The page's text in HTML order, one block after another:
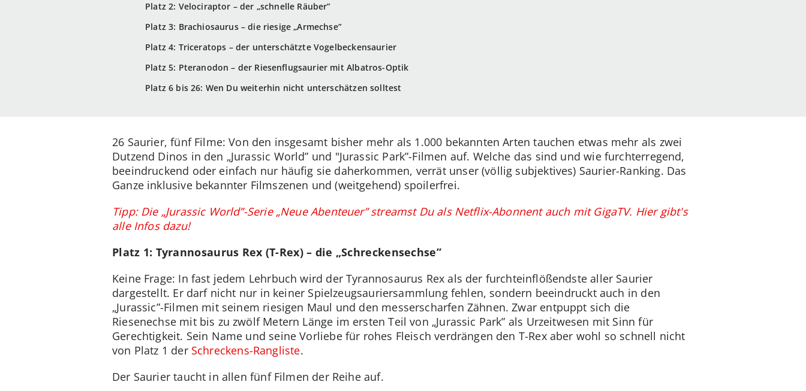
Platz 2: Velociraptor – der „schnelle Räuber”
Platz 3: Brachiosaurus – die riesige „Armechse”
Platz 4: Triceratops – der unterschätzte Vogelbeckensaurier
Platz 5: Pteranodon – der Riesenflugsaurier mit Albatros-Optik
Platz 6 bis 26: Wen Du weiterhin nicht unterschätzen solltest
26 Saurier, fünf Filme: Von den insgesamt bisher mehr als 1.000 bekannten Arten tauchen etwas mehr als zwei
Dutzend Dinos in den „Jurassic World” und "Jurassic Park”-Filmen auf. Welche das sind und wie furchterregend,
beeindruckend oder einfach nur häufig sie daherkommen, verrät unser (völlig subjektives) Saurier-Ranking. Das
Ganze inklusive bekannter Filmszenen und (weitgehend) spoilerfrei.
Tipp: Die „Jurassic World”-Serie „Neue Abenteuer” streamst Du als Netflix-Abonnent auch mit GigaTV. Hier gibt's
alle Infos dazu!
Platz 1: Tyrannosaurus Rex (T-Rex) – die „Schreckensechse”
Keine Frage: In fast jedem Lehrbuch wird der Tyrannosaurus Rex als der furchteinflößendste aller Saurier
dargestellt. Er darf nicht nur in keiner Spielzeugsauriersammlung fehlen, sondern beeindruckt auch in den
„Jurassic”-Filmen mit seinem riesigen Maul und den messerscharfen Zähnen. Zwar entpuppt sich die
Riesenechse mit bis zu zwölf Metern Länge im ersten Teil von „Jurassic Park” als Urzeitwesen mit Sinn für
Gerechtigkeit. Sein Name und seine Vorliebe für rohes Fleisch verdrängen den T-Rex aber wohl so schnell nicht
von Platz 1 der Schreckens-Rangliste.
Der Saurier taucht in allen fünf Filmen der Reihe auf.